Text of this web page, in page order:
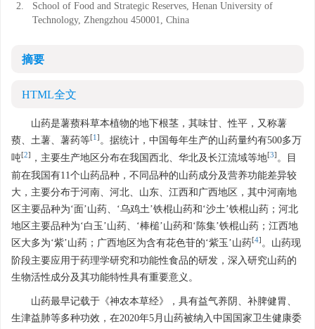
2.
School of Food and Strategic Reserves, Henan University of
Technology, Zhengzhou 450001, China
摘要
HTML全文
山药是薯蓣科草本植物的地下根茎，其味甘、性平，又称薯
蓣、土薯、薯药等[1 ] 。据统计，中国每年生产的山药量约有500多万
吨[2] ，主要生产地区分布在我国西北、华北及长江流域等地[3] 。目
前在我国有11个山药品种，不同品种的山药成分及营养功能差异较
大，主要分布于河南、河北、山东、江西和广西地区，其中河南地
区主要品种为‘面’山药、‘乌鸡土’铁棍山药和‘沙土’铁棍山药；河北
地区主要品种为‘白玉’山药、‘棒槌’山药和‘陈集’铁棍山药；江西地
区大多为‘紫’山药；广西地区为含有花色苷的‘紫玉’山药[4] 。山药现
阶段主要应用于药理学研究和功能性食品的研发，深入研究山药的
生物活性成分及其功能特性具有重要意义。
山药最早记载于《神农本草经》，具有益气养阴、补脾健胃、
生津益肺等多种功效，在2020年5月山药被纳入中国国家卫生健康委